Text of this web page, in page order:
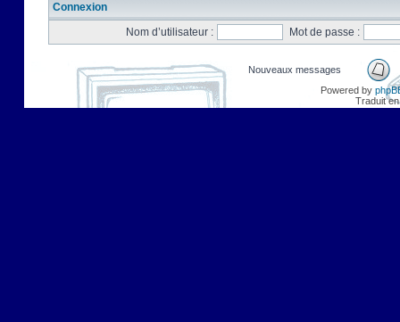
Connexion
Nom d’utilisateur :
Mot de passe :
Nouveaux messages
Powered by
Traduit